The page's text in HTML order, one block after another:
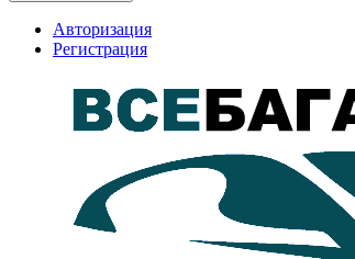
Авторизация
Регистрация